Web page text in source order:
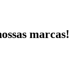
marcas!